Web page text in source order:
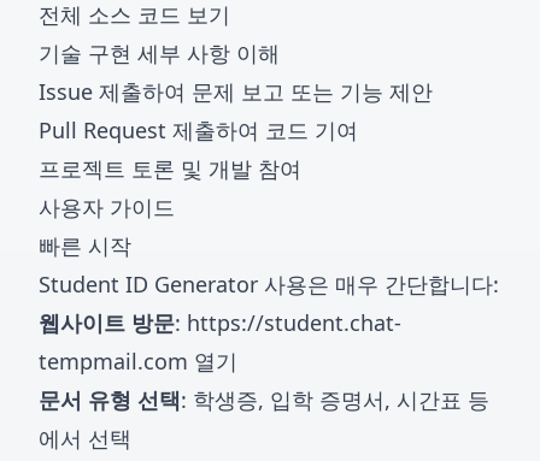
전체 소스 코드 보기
기술 구현 세부 사항 이해
Issue 제출하여 문제 보고 또는 기능 제안
Pull Request 제출하여 코드 기여
프로젝트 토론 및 개발 참여
사용자 가이드
빠른 시작
Student ID Generator 사용은 매우 간단합니다:
웹사이트 방문: https://student.chat-
tempmail.com 열기
문서 유형 선택: 학생증, 입학 증명서, 시간표 등
에서 선택